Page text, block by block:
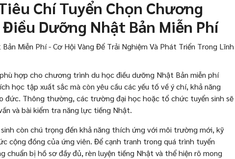
Chí Tuyển Chọn Chương
Dưỡng Nhật Bản Miễn Phí
hợp cho chương trình du học điều dưỡng Nhật Bản miễn phí
học tập xuất sắc mà còn yêu cầu các yếu tố về ý chí, khả năng
đức. Thông thường, các trường đại học hoặc tổ chức tuyển sinh sẽ
và bài kiểm tra năng lực tiếng Nhật.
còn chú trọng đến khả năng thích ứng với môi trường mới, kỹ
cộng đồng của ứng viên. Để cạnh tranh trong quá trình tuyển
chuẩn bị hồ sơ đầy đủ, rèn luyện tiếng Nhật và thể hiện rõ mong